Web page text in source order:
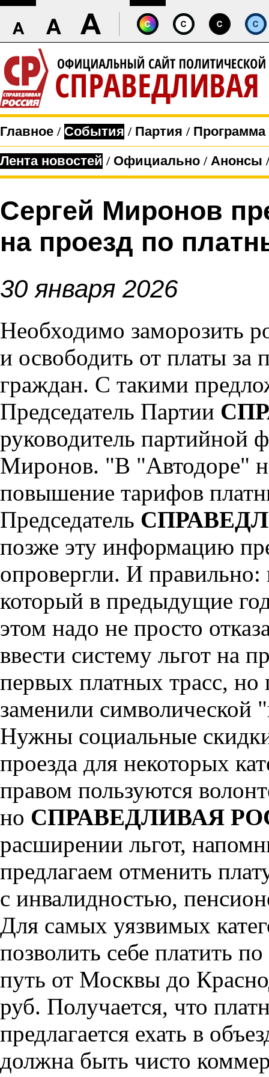
Главное / События / Партия / Программа
Лента новостей / Официально / Анонсы
Сергей Миронов
на проезд по
30 января 2026
Необходимо заморозить
и освободить от платы за
граждан. С такими
Председатель Партии
руководитель партийной
Миронов. "В "Автодоре"
повышение тарифов
Председатель
позже эту информацию
опровергли. И правильно:
который в предыдущие
этом надо не просто
ввести систему льгот на
первых платных трасс, но
заменили символической
Нужны социальные
проезда для некоторых
правом пользуются
но СПРАВЕДЛИВАЯ
расширении льгот,
предлагаем отменить
с инвалидностью,
Для самых уязвимых
позволить себе платить
путь от Москвы до
руб. Получается, что
предлагается ехать в
должна быть чисто